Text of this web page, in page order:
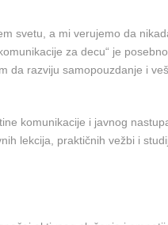
svetu, a mi verujemo da
za decu“ je posebno
da razviju samopouzdanje i
komunikacije i javnog
lekcija, praktičnih vežbi i